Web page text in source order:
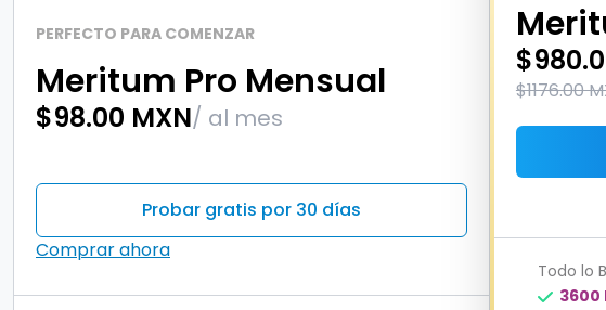
PERFECTO PARA COMENZAR
Meritum Pro Mensual
$98.00 MXN/ al mes
Probar gratis por 30 días
Comprar ahora
$1176.00
Todo lo
3600